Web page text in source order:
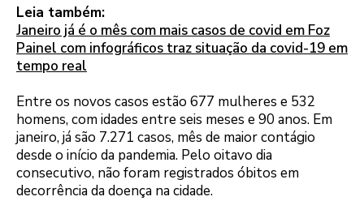
Leia também:
Janeiro já é o mês com mais casos de covid em Foz
Painel com infográficos traz situação da covid-19 em
tempo real
Entre os novos casos estão 677 mulheres e 532
homens, com idades entre seis meses e 90 anos. Em
janeiro, já são 7.271 casos, mês de maior contágio
desde o início da pandemia. Pelo oitavo dia
consecutivo, não foram registrados óbitos em
decorrência da doença na cidade.